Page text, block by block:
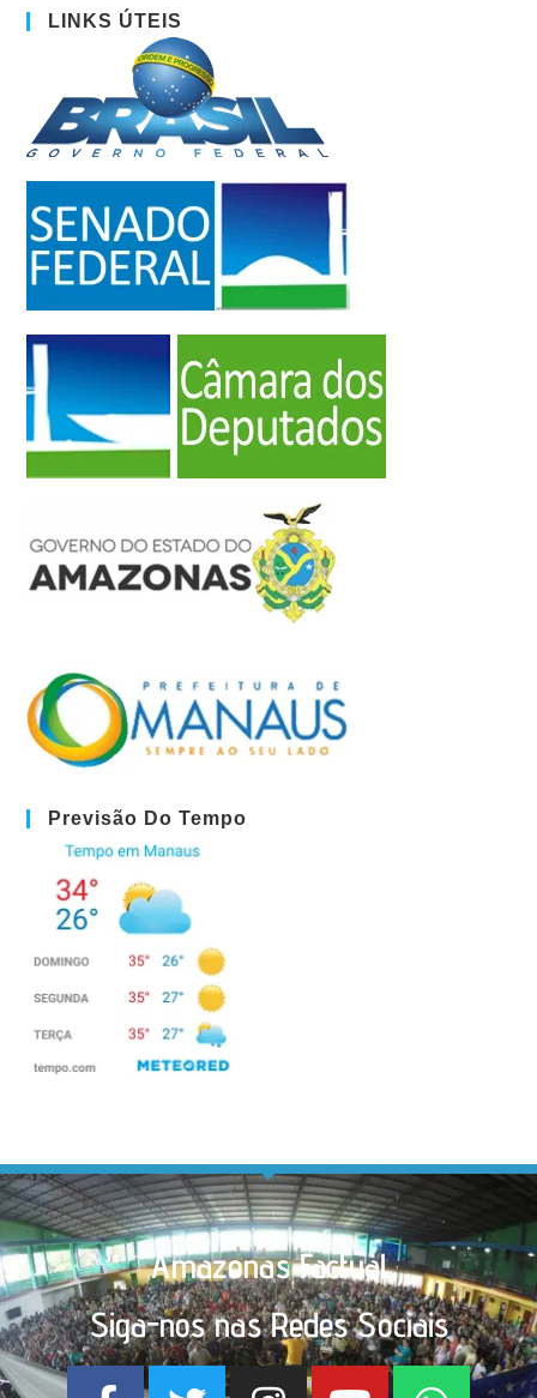
LINKS ÚTEIS
Previsão Do Tempo
Amazonas Factual
Siga-nos nas Redes Sociais